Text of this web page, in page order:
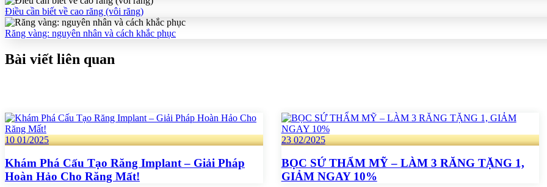
Điều cần biết về cao răng (vôi răng)
Răng vàng: nguyên nhân và cách khắc phục
Bài viết liên quan
10 01/2025
Khám Phá Cấu Tạo Răng Implant – Giải Pháp
Hoàn Hảo Cho Răng Mất!
23 02/2025
BỌC SỨ THẨM MỸ – LÀM 3 RĂNG TẶNG 1,
GIẢM NGAY 10%